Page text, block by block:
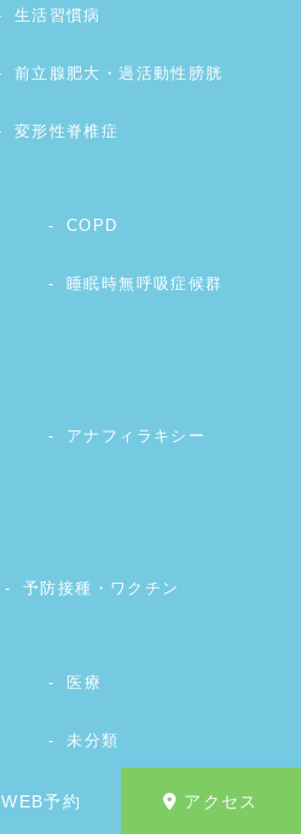
WEB予約 アクセス
生活習慣病
前立腺肥大・過活動性膀胱
変形性脊椎症
COPD
睡眠時無呼吸症候群
アナフィラキシー
予防接種・ワクチン
医療
未分類